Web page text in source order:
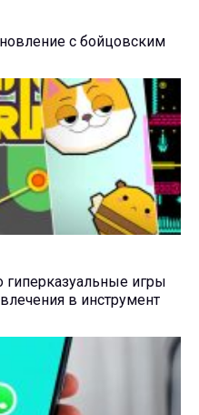
с бойцовским
гиперказуальные игры
в инструмент